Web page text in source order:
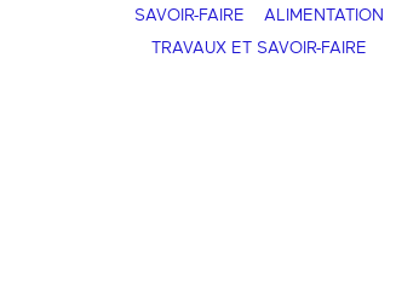
SAVOIR-FAIRE
ALIMENTATION
TRAVAUX ET SAVOIR-FAIRE